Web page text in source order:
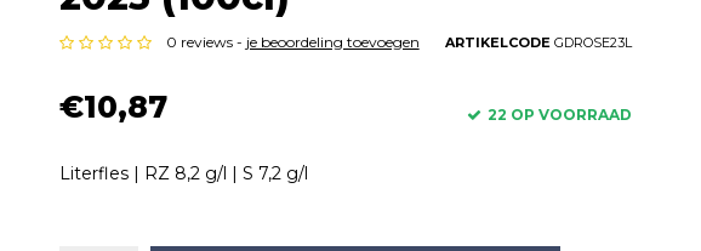
0 reviews - je beoordeling toevoegen ARTIKELCODEGDROSE23L
€10,87 22 OP VOORRAAD
Literfles | RZ 8,2 g/l | S 7,2 g/l